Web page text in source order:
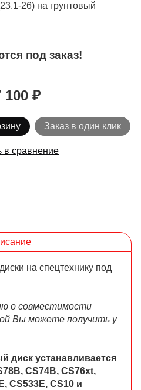
26) на грунтовый
под заказ!
100 ₽
Заказ в один клик
в сравнение
на спецтехнику под
о совместимости
Вы можете получить у
диск устанавливается
CS74B, CS76xt,
CS533E, CS10 и